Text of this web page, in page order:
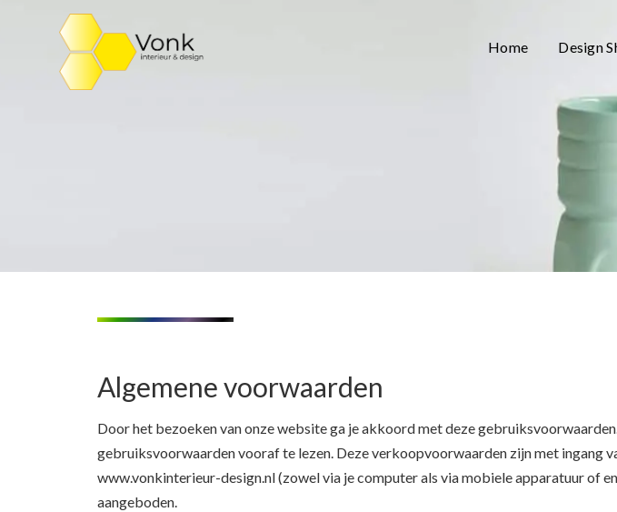
Home Design
Algemene voorwaarden
Door het bezoeken van onze website ga je akkoord met deze
gebruiksvoorwaarden vooraf te lezen. Deze verkoopvoorwaarden zijn met ingang
www.vonkinterieur-design.nl (zowel via je computer als via mobiele apparatuur of
aangeboden.